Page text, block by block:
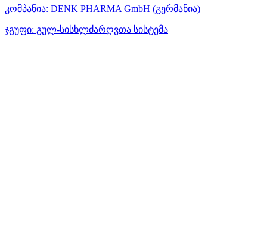
კომპანია: DENK PHARMA GmbH (გერმანია)
ჯგუფი: გულ-სისხლძარღვთა სისტემა